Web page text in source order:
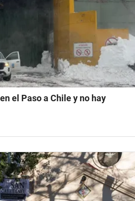
el Paso a Chile y no hay